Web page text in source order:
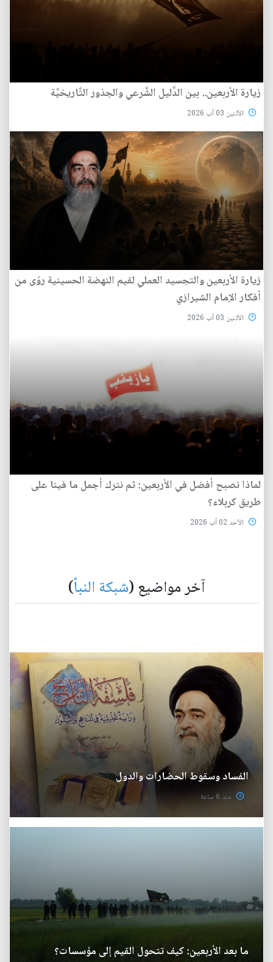
زيارة الأربعين.. بين الدَّليل الشَّرعي والجذور التَّاريخيَّة
الأثنين 03 آب 2026
زيارة الأربعين والتجسيد العملي لقيم النهضة الحسينية رؤى من
أفكار الإمام الشيرازي
الأثنين 03 آب 2026
لماذا نصبح أفضل في الأربعين: ثم نترك أجمل ما فينا على
طريق كربلاء؟
الأحد 02 آب 2026
آخر مواضيع (شبكة النبأ)
الفساد وسقوط الحضارات والدول
منذ 6 ساعة
ما بعد الأربعين: كيف تتحول القيم إلى مؤسسات؟